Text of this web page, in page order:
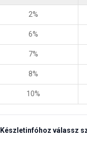
2%
6%
7%
8%
10%
Készletinfóhoz válassz